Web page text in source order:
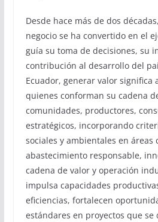
Desde hace más de dos
negocio se ha convertido en el
guía su toma de decisiones, su
contribución al desarrollo del
Ecuador, generar valor significa
quienes conforman su cadena
comunidades, productores,
estratégicos, incorporando
sociales y ambientales en áreas
abastecimiento responsable,
cadena de valor y operación
impulsa capacidades
eficiencias, fortalecen
estándares en proyectos que